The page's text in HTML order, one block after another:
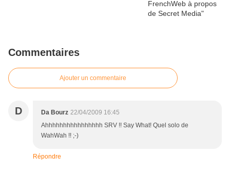
Commentaires
Ajouter un commentaire
D Da Bourz 22/04/2009 16:45
Ahhhhhhhhhhhhhhhh SRV !! Say What! Quel solo de
WahWah !! ;-)
Répondre